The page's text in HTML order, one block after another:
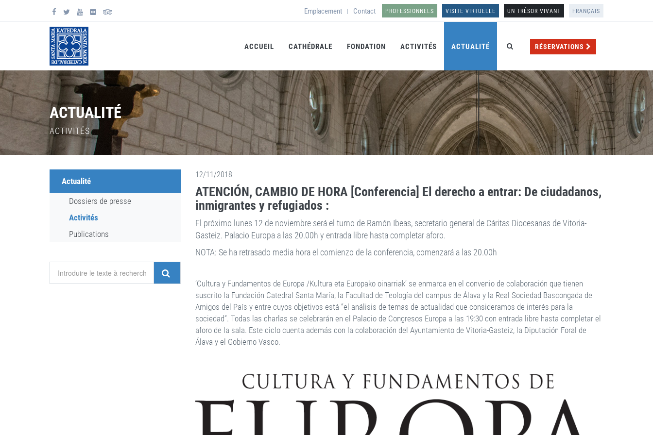
Emplacement | Contact PROFESSIONNELS VISITE VIRTUELLE UN TRÉSOR VIVANT FRANÇAIS
ACCUEIL CATHÉDRALE FONDATION ACTIVITÉS ACTUALITÉ RÉSERVATIONS
ACTUALITÉ
ACTIVITÉS
Actualité
Dossiers de presse
Activités
Publications
12/11/2018
ATENCIÓN, CAMBIO DE HORA [Conferencia] El derecho a entrar: De ciudadanos,
inmigrantes y refugiados :
El próximo lunes 12 de noviembre será el turno de Ramón Ibeas, secretario general de Cáritas Diocesanas de Vitoria-
Gasteiz. Palacio Europa a las 20.00h y entrada libre hasta completar aforo.
NOTA: Se ha retrasado media hora el comienzo de la conferencia, comenzará a las 20.00h
‘Cultura y Fundamentos de Europa /Kultura eta Europako oinarriak’ se enmarca en el convenio de colaboración que tienen
suscrito la Fundación Catedral Santa María, la Facultad de Teología del campus de Álava y la Real Sociedad Bascongada de
Amigos del País y entre cuyos objetivos está “el análisis de temas de actualidad que consideramos de interés para la
sociedad”. Todas las charlas se celebrarán en el Palacio de Congresos Europa a las 19:30 con entrada libre hasta completar el
aforo de la sala. Este ciclo cuenta además con la colaboración del Ayuntamiento de Vitoria-Gasteiz, la Diputación Foral de
Álava y el Gobierno Vasco.